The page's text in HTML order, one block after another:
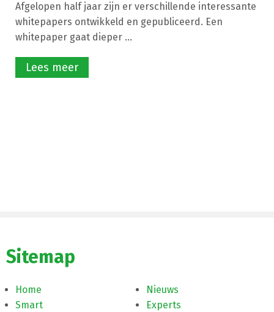
Afgelopen half jaar zijn er verschillende interessante
whitepapers ontwikkeld en gepubliceerd. Een
whitepaper gaat dieper ...
Lees meer
Sitemap
Home
Smart
Nieuws
Experts